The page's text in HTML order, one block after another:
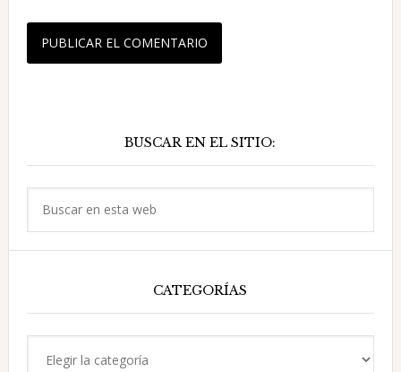
principal
BUSCAR EN EL SITIO:
CATEGORÍAS